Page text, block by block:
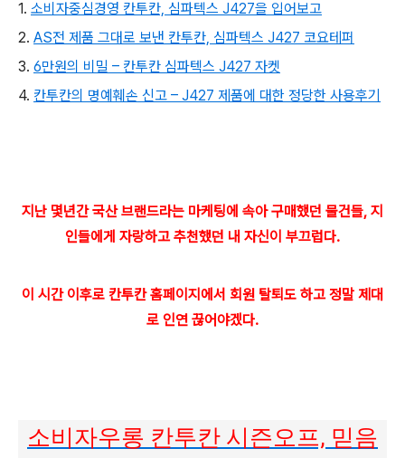
1. 소비자중심경영 칸투칸, 심파텍스 J427을 입어보고
2. AS전 제품 그대로 보낸 칸투칸, 심파텍스 J427 코요테퍼
3. 6만원의 비밀 – 칸투칸 심파텍스 J427 자켓
4. 칸투칸의 명예훼손 신고 – J427 제품에 대한 정당한 사용후기
지 난 몇년간 국산 브랜드라는 마케팅에 속아 구매했던 물건들, 지
인들에게 자랑하고 추천했던 내 자신이 부끄럽다.
이 시간 이후로 칸투칸 홈페이지에서 회원 탈퇴도 하고 정말 제대
로 인연 끊어야겠다.
소비자우롱 칸투칸 시즌오프, 믿음